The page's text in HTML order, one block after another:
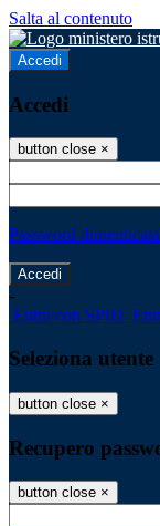
Salta al contenuto
Accedi
Accedi
button close ×
Password
-
Entra con SPID
Seleziona utente
button close ×
Recupero
button close ×